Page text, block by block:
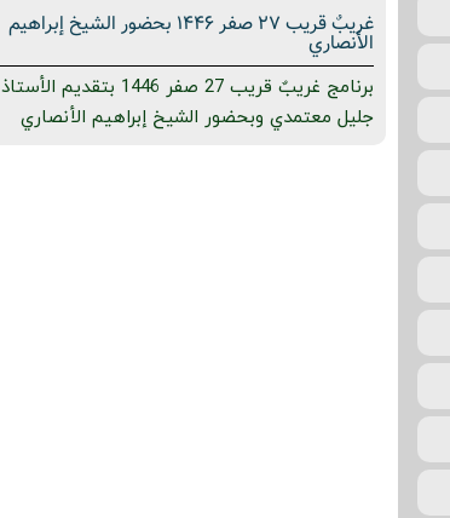
غریبٌ قريب 27 صفر 1446 بحضور الشيخ إبراهيم
الأنصاري
برنامج غریبٌ قريب 27 صفر 1446 بتقديم الأستاذ
جليل معتمدي وبحضور الشيخ إبراهيم الأنصاري